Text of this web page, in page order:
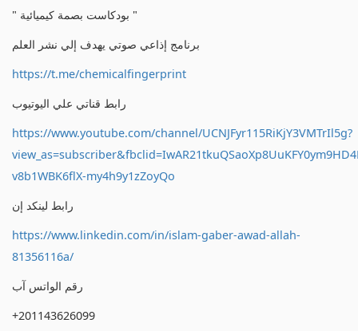
" بودكاست بصمة كيميائية "
برنامج إذاعي صوتي يهدف إلي نشر العلم
https://t.me/chemicalfingerprint
رابط قناتي علي اليوتيوب
https://www.youtube.com/channel/UCNJFyr115RiKjY3VMTrIl5g?
v8b1WBK6flX-my4h9y1zZoyQo
رابط لينكد إن
https://www.linkedin.com/in/islam-gaber-awad-allah-
81356116a/
رقم الواتس آب
+201143626099